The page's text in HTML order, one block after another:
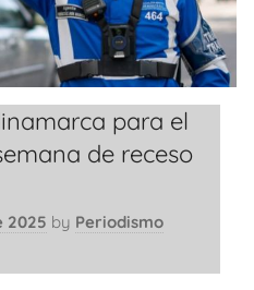
para el
de receso
2025 by Periodismo